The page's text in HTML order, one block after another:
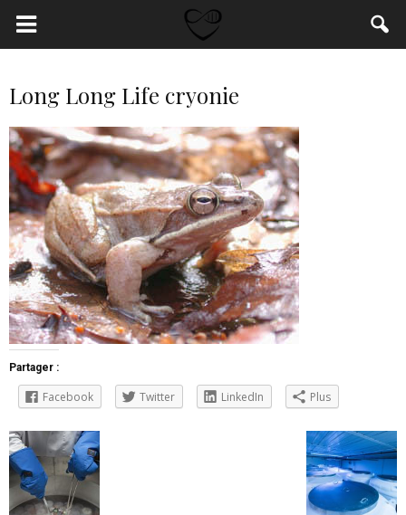
Long Long Life cryonie
Partager :
Facebook Twitter LinkedIn Plus